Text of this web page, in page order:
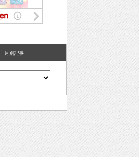
月別記事